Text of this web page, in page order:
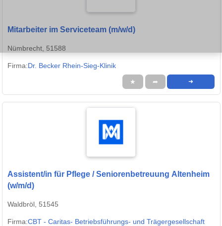
Mitarbeiter im Serviceteam (m/w/d)
Nümbrecht, 51588
Firma:Dr. Becker Rhein-Sieg-Klinik
★ ➦ ➜
Assistent/in für Pflege / Seniorenbetreuung Altenheim
(w/m/d)
Waldbröl, 51545
Firma:CBT - Caritas- Betriebsführungs- und Trägergesellschaft